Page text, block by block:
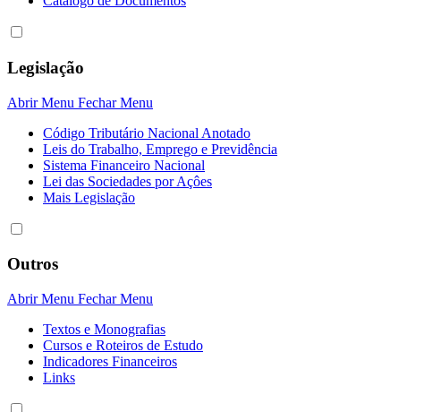
Legislação
Abrir Menu Fechar Menu
Código Tributário Nacional Anotado
Leis do Trabalho, Emprego e Previdência
Sistema Financeiro Nacional
Lei das Sociedades por Açôes
Mais Legislação
Outros
Abrir Menu Fechar Menu
Textos e Monografias
Cursos e Roteiros de Estudo
Indicadores Financeiros
Links